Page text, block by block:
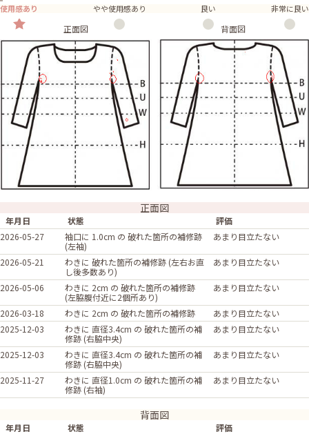
使用感あり やや使用感あり 良い 非常に良い
正面図 背面図
正面図
年月日 状態
評価
2026-05-27
袖口に 1.0cm の 破れた箇所の補修跡
(左袖)
あまり目立たない
2026-05-21
わきに 破れた箇所の補修跡 (左右お直
し後多数あり)
あまり目立たない
2026-05-06
わきに 2cm の 破れた箇所の補修跡
(左脇腹付近に2個所あり)
あまり目立たない
2026-03-18 わきに 2cm の 破れた箇所の補修跡
あまり目立たない
2025-12-03
わきに 直径3.4cm の 破れた箇所の補
修跡 (右脇中央)
あまり目立たない
2025-12-03
わきに 直径3.4cm の 破れた箇所の補
修跡 (右脇中央)
あまり目立たない
2025-11-27
わきに 直径1.0cm の 破れた箇所の補
修跡 (右袖)
あまり目立たない
背面図
年月日 状態
評価